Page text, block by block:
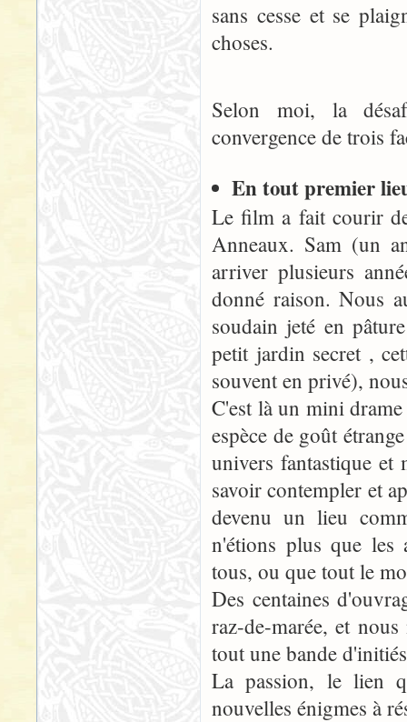
sans cesse et se
choses.
Selon moi, la
convergence de trois
En tout premier
Le film a fait courir
Anneaux. Sam (un
arriver plusieurs
donné raison. Nous
soudain jeté en
petit jardin secret ,
souvent en privé),
C'est là un mini
espèce de goût
univers fantastique
savoir contempler et
devenu un lieu
n'étions plus que les
tous, ou que tout le
Des centaines
raz-de-marée, et
tout une bande
La passion, le lien
nouvelles énigmes à